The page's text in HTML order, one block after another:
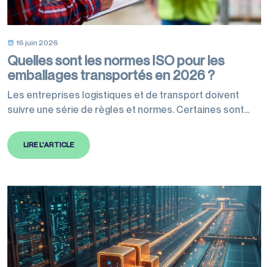
16 juin 2026
Quelles sont les normes ISO pour les
emballages transportés en 2026 ?
Les entreprises logistiques et de transport doivent
suivre une série de règles et normes. Certaines sont
garantir des exigences de qualité. Les normes ISO
définissent les meilleures pratiques à suivre et sont
en 2026 concernant les emballages et leur transport.
Celles-ci encadrent…
LIRE L'ARTICLE